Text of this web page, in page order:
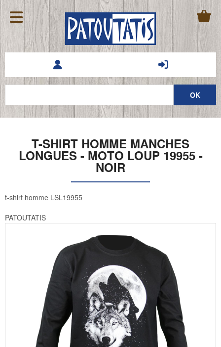
T-SHIRT HOMME MANCHES
LONGUES - MOTO LOUP 19955 -
NOIR
t-shirt homme LSL19955
PATOUTATIS